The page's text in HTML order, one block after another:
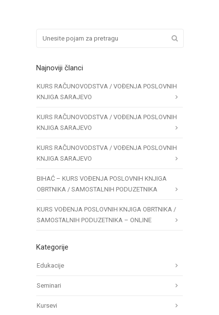
Najnoviji članci
KURS RAČUNOVODSTVA / VOĐENJA POSLOVNIH
KNJIGA SARAJEVO
KURS RAČUNOVODSTVA / VOĐENJA POSLOVNIH
KNJIGA SARAJEVO
KURS RAČUNOVODSTVA / VOĐENJA POSLOVNIH
KNJIGA SARAJEVO
BIHAĆ – KURS VOĐENJA POSLOVNIH KNJIGA
OBRTNIKA / SAMOSTALNIH PODUZETNIKA
KURS VOĐENJA POSLOVNIH KNJIGA OBRTNIKA /
SAMOSTALNIH PODUZETNIKA – ONLINE
Kategorije
Edukacije
Seminari
Kursevi